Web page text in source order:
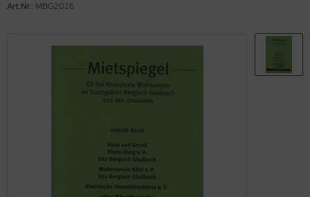
Art.Nr.: MBG2026